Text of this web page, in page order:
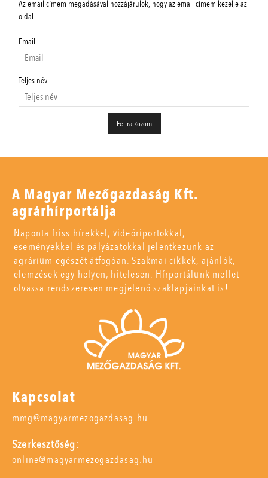
Az email címem megadásával hozzájárulok, hogy az email címem kezelje az
oldal.
Email
Teljes név
A Magyar Mezőgazdaság Kft.
agrárhírportálja
Naponta friss hírekkel, videóriportokkal,
eseményekkel és pályázatokkal jelentkezünk az
agrárium egészét átfogóan. Szakmai cikkek, ajánlók,
elemzések egy helyen, hitelesen. Hírportálunk mellet
olvassa rendszeresen megjelenő szaklapjainkat is!
Kapcsolat
mmg@magyarmezogazdasag.hu
Szerkesztőség:
online@magyarmezogazdasag.hu